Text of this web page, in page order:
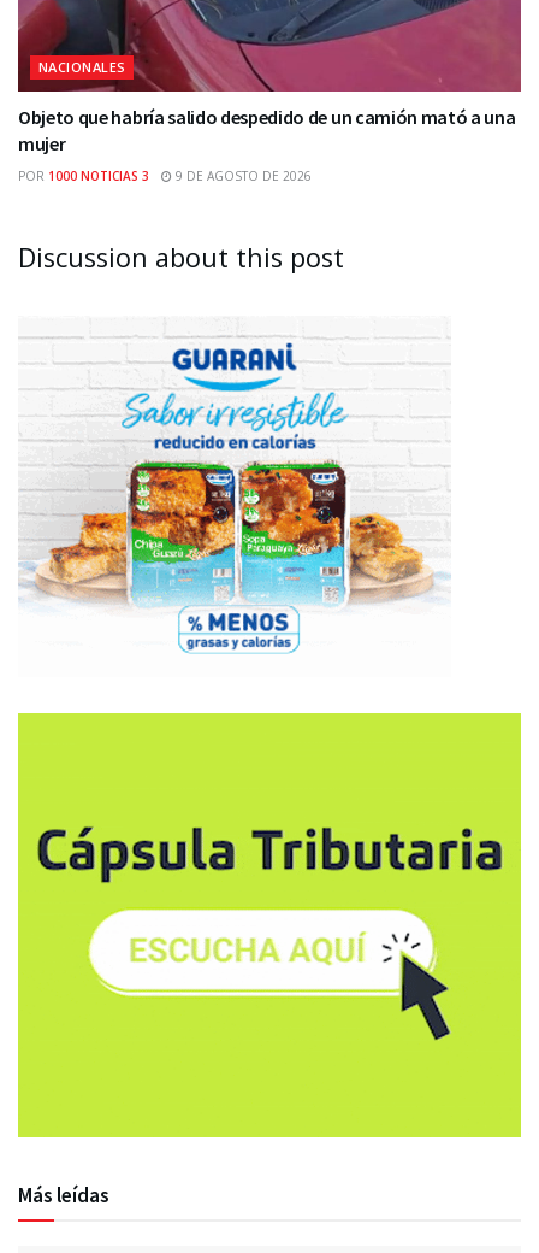
NACIONALES
Objeto que habría salido despedido de un camión mató a una
mujer
POR 1000 NOTICIAS 3 9 DE AGOSTO DE 2026
Discussion about this post
Más leídas